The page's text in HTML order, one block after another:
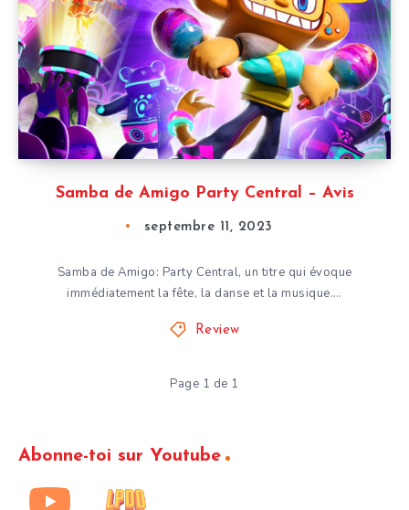
Samba de Amigo Party Central – Avis
septembre 11, 2023
Samba de Amigo: Party Central, un titre qui évoque
immédiatement la fête, la danse et la musique….
Review
Page 1 de 1
Abonne-toi sur Youtube